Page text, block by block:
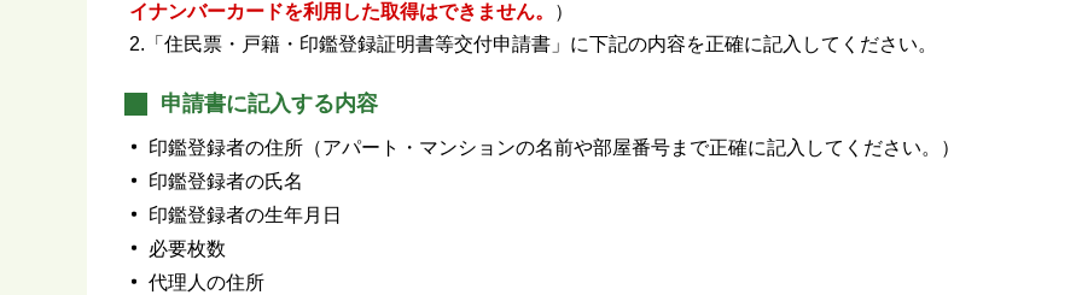
イナンバーカードを利用した取得はできません。
）
2.「住民票・戸籍・印鑑登録証明書等交付申請書」に下記の内容を正確に記入してください。
申請書に記入する内容
印鑑登録者の住所（アパート・マンションの名前や部屋番号まで正確に記入してください。）
印鑑登録者の氏名
印鑑登録者の生年月日
必要枚数
代理人の住所